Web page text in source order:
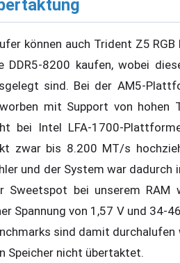
können auch Trident Z5
DDR5-8200 kaufen, wobei
sind. Bei der AM5-
mit Support von hohen
bei Intel LFA-1700-
zwar bis 8.200 MT/s
und der System war dadurch
Sweetspot bei unserem
Spannung von 1,57 V und 34-
sind damit durchalufen
Speicher nicht übertaktet.